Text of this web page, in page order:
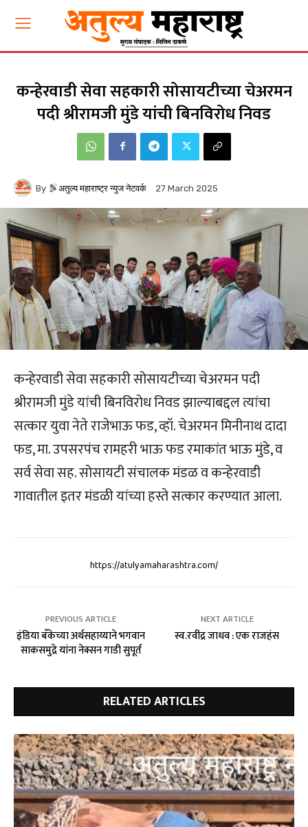
कन्हेरवाडी सेवा सहकारी सोसायटीच्या चेअरमन
पदी श्रीरामजी मुंडे यांची बिनविरोध निवड
By अतुल्य महाराष्ट्र न्युज नेटवर्क 27 March 2025
कन्हेरवाडी सेवा सहकारी सोसायटीच्या चेअरमन पदी
श्रीरामजी मुंडे यांची बिनविरोध निवड झाल्याबद्दल त्यांचा
सत्कार युवा नेते राजेभाऊ फड, व्हॉ. चेअरमन मिनीनाथ दादा
फड, मा. उपसरपंच रामहरी भाऊ फड रमाकांत भाऊ मुंडे, व
सर्व सेवा सह. सोसायटी संचालक मंडळ व कन्हेरवाडी
गावातील इतर मंडळी यांच्या हस्ते सत्कार करण्यात आला.
https://atulyamaharashtra.com/
PREVIOUS ARTICLE
इंडिया बँकेच्या अर्थसहाय्याने भगवान
साकसमुद्रे यांना नेक्सन गाडी सुपूर्त
NEXT ARTICLE
स्व.रवींद्र जाधव : एक राजहंस
RELATED ARTICLES